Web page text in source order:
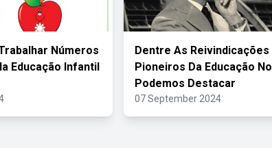
Números
Educação Infantil
Dentre As Reivindicações
Pioneiros Da Educação
Podemos Destacar
07 September 2024